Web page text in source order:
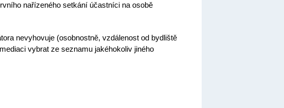
nařízeného setkání účastníci na osobě
nevyhovuje (osobnostně, vzdálenost od bydliště
vybrat ze seznamu jakéhokoliv jiného